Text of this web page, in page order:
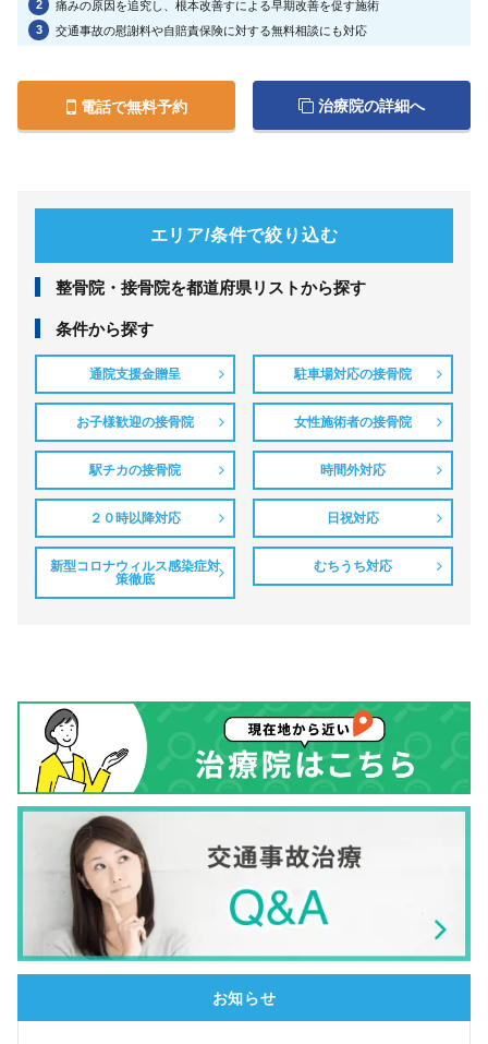
2
痛みの原因を追究し、根本改善すによる早期改善を促す施術
3
交通事故の慰謝料や自賠責保険に対する無料相談にも対応
電話で無料予約 治療院の詳細へ
エリア/条件で絞り込む
整⾻院・接⾻院を都道府県リストから探す
条件から探す
通院支援金贈呈 駐車場対応の接骨院
お子様歓迎の接骨院 女性施術者の接骨院
駅チカの接骨院 時間外対応
２０時以降対応 日祝対応
新型コロナウィルス感染症対
策徹底
むちうち対応
お知らせ